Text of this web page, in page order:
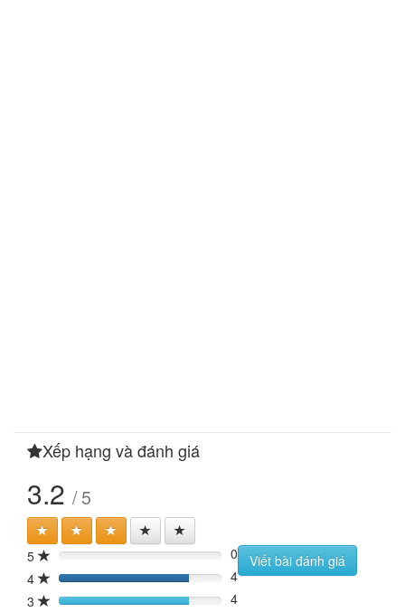
Xếp hạng và đánh giá
3.2 / 5
5 0%
0
4
80%
4
3
80%
4
Viết bài đánh giá